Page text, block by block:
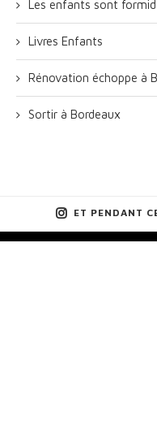
Les enfants sont
Livres Enfants
Rénovation échoppe à
Sortir à Bordeaux
ET PENDANT